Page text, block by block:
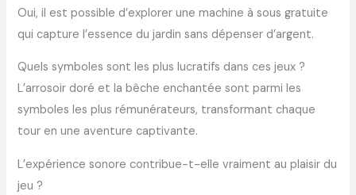
Oui, il est possible d’explorer une machine à sous gratuite
qui capture l’essence du jardin sans dépenser d’argent.
Quels symboles sont les plus lucratifs dans ces jeux ?
L’arrosoir doré et la bêche enchantée sont parmi les
symboles les plus rémunérateurs, transformant chaque
tour en une aventure captivante.
L’expérience sonore contribue-t-elle vraiment au plaisir du
jeu ?